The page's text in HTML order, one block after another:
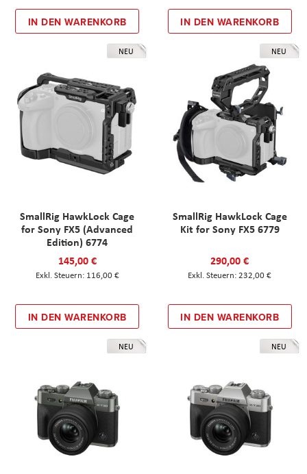
IN DEN WARENKORB IN DEN WARENKORB
NEU
SmallRig HawkLock Cage
for Sony FX5 (Advanced
Edition) 6774
145,00 €
116,00 €
IN DEN WARENKORB
NEU
SmallRig HawkLock Cage
Kit for Sony FX5 6779
290,00 €
232,00 €
IN DEN WARENKORB
NEU NEU